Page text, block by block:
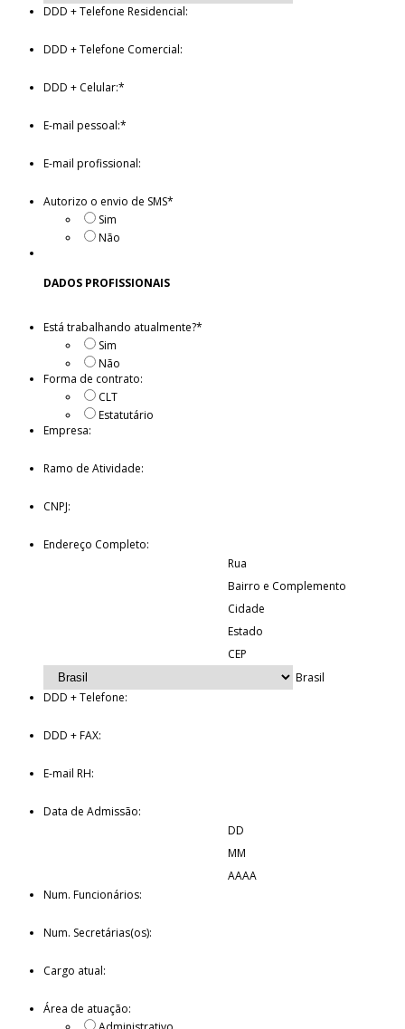
DDD + Telefone Residencial:
DDD + Telefone Comercial:
DDD + Celular:*
E-mail pessoal:*
E-mail profissional:
Autorizo o envio de SMS*
Sim
Não
DADOS PROFISSIONAIS
Está trabalhando atualmente?*
Sim
Não
Forma de contrato:
CLT
Estatutário
Empresa:
Ramo de Atividade:
CNPJ:
Endereço Completo:
Rua
Bairro e Complemento
Cidade
Estado
CEP
Brasil
DDD + Telefone:
DDD + FAX:
E-mail RH:
Data de Admissão:
DD
MM
AAAA
Num. Funcionários:
Num. Secretárias(os):
Cargo atual:
Área de atuação: